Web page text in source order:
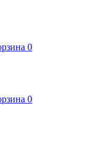
0
0